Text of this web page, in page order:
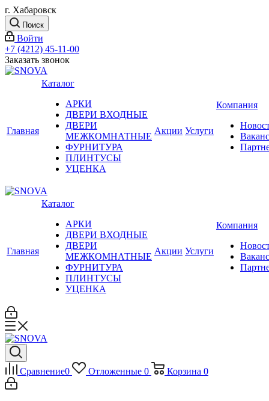
г. Хабаровск
Поиск
Войти
+7 (4212) 45-11-00
Заказать звонок
Главная
Каталог
АРКИ
ДВЕРИ ВХОДНЫЕ
ДВЕРИ
МЕЖКОМНАТНЫЕ
ФУРНИТУРА
ПЛИНТУСЫ
УЦЕНКА
Акции Услуги
Компания
Главная
Каталог
АРКИ
ДВЕРИ ВХОДНЫЕ
ДВЕРИ
МЕЖКОМНАТНЫЕ
ФУРНИТУРА
ПЛИНТУСЫ
УЦЕНКА
Акции Услуги
Компания
Сравнение0 Отложенные 0 Корзина 0